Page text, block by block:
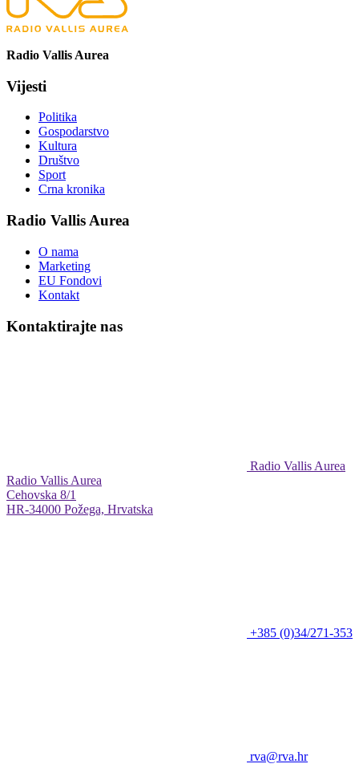
Radio Vallis Aurea
Vijesti
Politika
Gospodarstvo
Kultura
Društvo
Sport
Crna kronika
Radio Vallis Aurea
O nama
Marketing
EU Fondovi
Kontakt
Kontaktirajte nas
Radio Vallis Aurea
Radio Vallis Aurea
Cehovska 8/1
HR-34000 Požega, Hrvatska
+385 (0)34/271-353
rva@rva.hr